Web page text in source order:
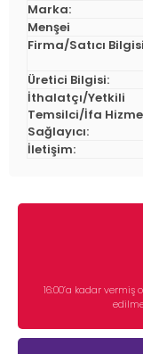
Marka:
Menşei
Firma/Satıcı Bilgisi
Üretici Bilgisi:
İthalatçı/Yetkili
Temsilci/İfa
Sağlayıcı:
İletişim:
16:00’a kadar